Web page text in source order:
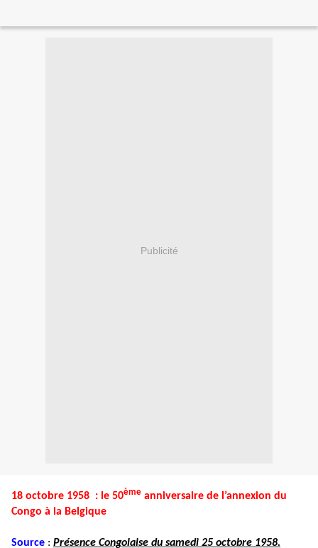
Publicité
18 octobre 1958 : le 50ème anniversaire de l’annexion du
Congo à la Belgique
Source : Présence Congolaise du samedi 25 octobre 1958.